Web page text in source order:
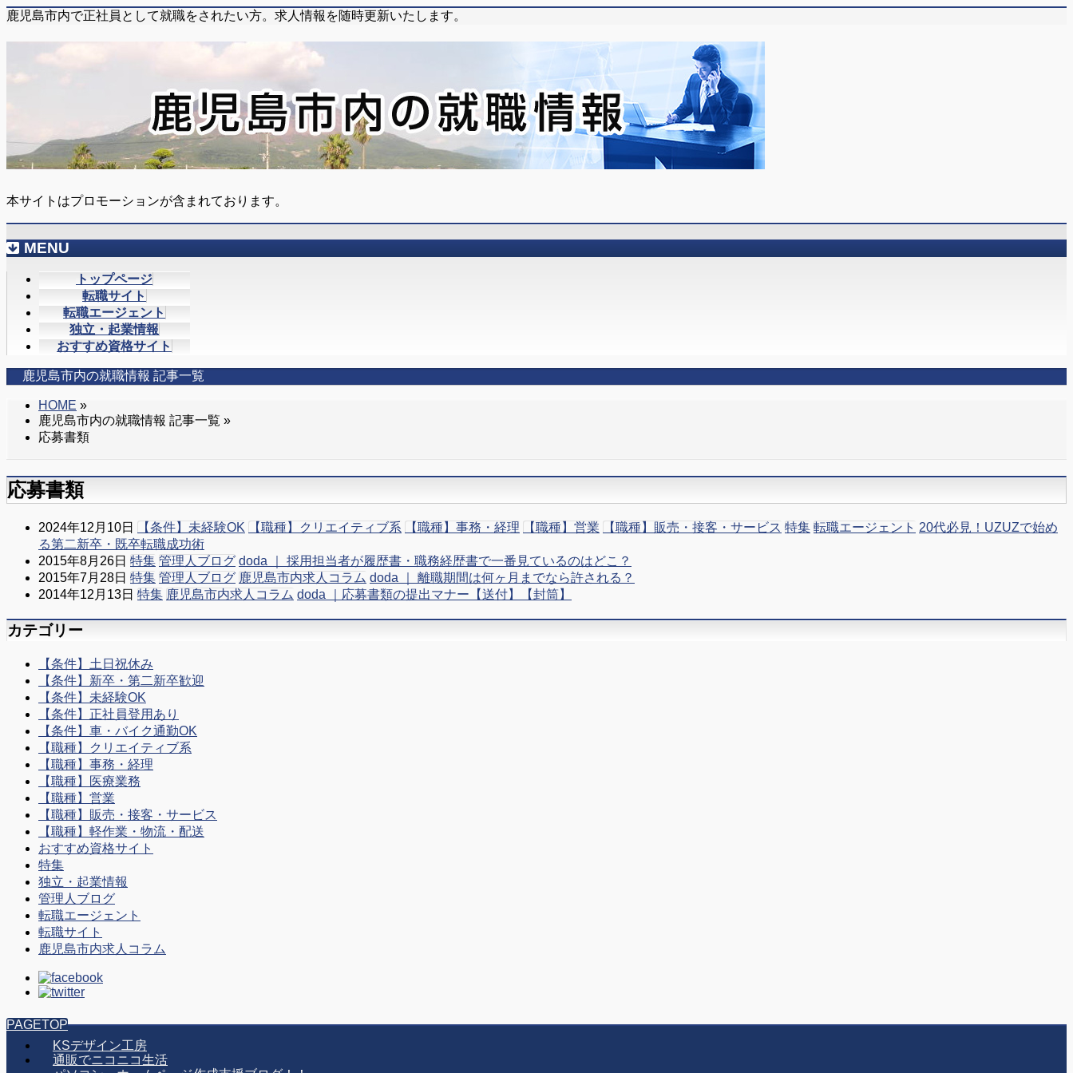
鹿児島市内で正社員として就職をされたい方。求人情報を随時更新いたします。
本サイトはプロモーションが含まれております。
MENU
トップページ
転職サイト
転職エージェント
独立・起業情報
おすすめ資格サイト
鹿児島市内の就職情報 記事一覧
HOME »
鹿児島市内の就職情報 記事一覧 »
応募書類
応募書類
2024年12月10日 【条件】未経験OK 【職種】クリエイティブ系 【職種】事務・経理 【職種】営業 【職種】販売・接客・サービス 特集 転職エージェント 20代必見！UZUZで始め
る第二新卒・既卒転職成功術
2015年8月26日 特集 管理人ブログ doda ｜ 採用担当者が履歴書・職務経歴書で一番見ているのはどこ？
2015年7月28日 特集 管理人ブログ 鹿児島市内求人コラム doda ｜ 離職期間は何ヶ月までなら許される？
2014年12月13日 特集 鹿児島市内求人コラム doda ｜応募書類の提出マナー【送付】【封筒】
カテゴリー
【条件】土日祝休み
【条件】新卒・第二新卒歓迎
【条件】未経験OK
【条件】正社員登用あり
【条件】車・バイク通勤OK
【職種】クリエイティブ系
【職種】事務・経理
【職種】医療業務
【職種】営業
【職種】販売・接客・サービス
【職種】軽作業・物流・配送
おすすめ資格サイト
特集
独立・起業情報
管理人ブログ
転職エージェント
転職サイト
鹿児島市内求人コラム
PAGETOP
KSデザイン工房
通販でニコニコ生活